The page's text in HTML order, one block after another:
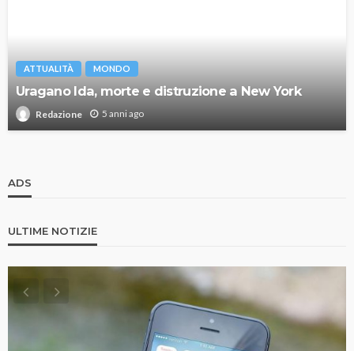
ATTUALITÀ MONDO
Uragano Ida, morte e distruzione a New York
Redazione 5 anni ago
ADS
ULTIME NOTIZIE